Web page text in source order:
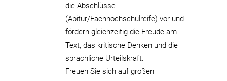
die Abschlüsse
(Abitur/Fachhochschulreife) vor und
fördern gleichzeitig die Freude am
Text, das kritische Denken und die
sprachliche Urteilskraft.
Freuen Sie sich auf großen